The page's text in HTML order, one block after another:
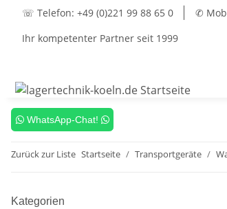
☏ Telefon: +49 (0)221 99 88 65 0 ✆
Ihr kompetenter Partner seit 1999
WhatsApp-Chat!
Zurück zur Liste Startseite Transportgeräte
Kategorien